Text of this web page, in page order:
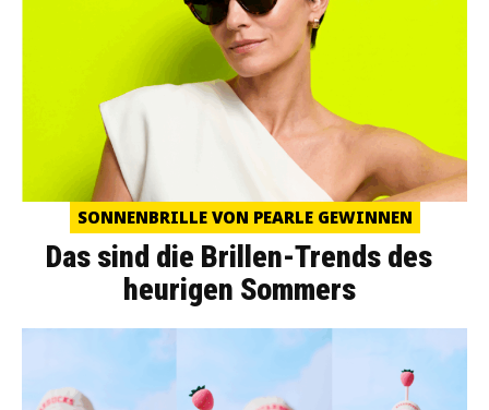
SONNENBRILLE VON PEARLE GEWINNEN
Das sind die Brillen-Trends des
heurigen Sommers